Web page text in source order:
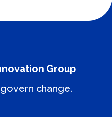
Group
change.